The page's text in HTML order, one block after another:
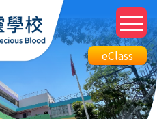
Top
eClass
Btn
eClass